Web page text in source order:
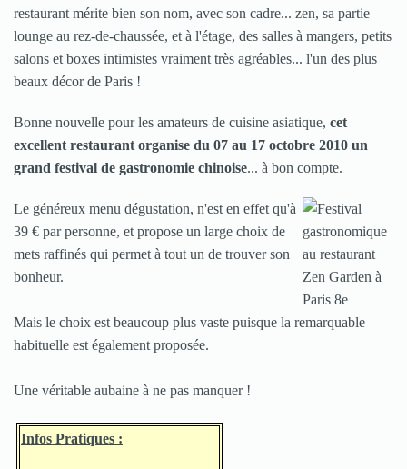
restaurant mérite bien son nom, avec son cadre... zen, sa partie
lounge au rez-de-chaussée, et à l'étage, des salles à mangers, petits
salons et boxes intimistes vraiment très agréables... l'un des plus
beaux décor de Paris !
Bonne nouvelle pour les amateurs de cuisine asiatique, cet
excellent restaurant organise du 07 au 17 octobre 2010 un
grand festival de gastronomie chinoise... à bon compte.
Le généreux menu dégustation, n'est en effet qu'à
39 € par personne, et propose un large choix de
mets raffinés qui permet à tout un de trouver son
bonheur.
Mais le choix est beaucoup plus vaste puisque la remarquable
habituelle est également proposée.
Une véritable aubaine à ne pas manquer !
Infos Pratiques :